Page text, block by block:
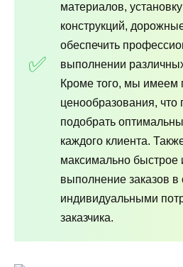
материалов,
конструкций,
обеспечить
выполнении
Кроме того, мы имеем
ценообразования, что
подобрать
каждого клиента.
максимально быстрое
выполнение заказов в
индивидуальными
заказчика.